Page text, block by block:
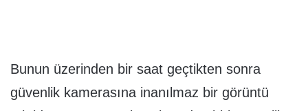
Bunun üzerinden bir saat geçtikten sonra
güvenlik kamerasına inanılmaz bir görüntü